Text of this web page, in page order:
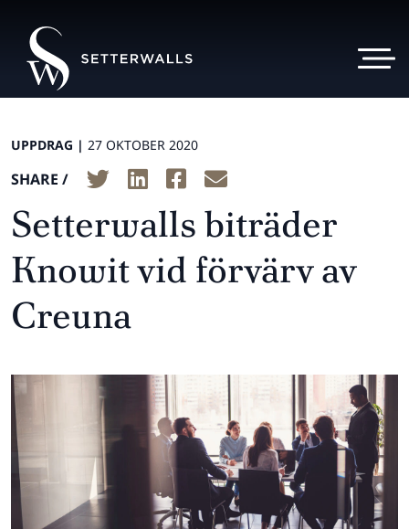
UPPDRAG | 27 OKTOBER 2020
SHARE /
Setterwalls biträder
Knowit vid förvärv av
Creuna